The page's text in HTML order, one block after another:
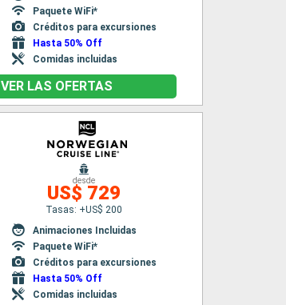
Paquete WiFi*
Créditos para excursiones
Hasta 50% Off
Comidas incluidas
VER LAS OFERTAS
desde
US$ 729
Tasas: +US$ 200
Animaciones Incluidas
Paquete WiFi*
Créditos para excursiones
Hasta 50% Off
Comidas incluidas